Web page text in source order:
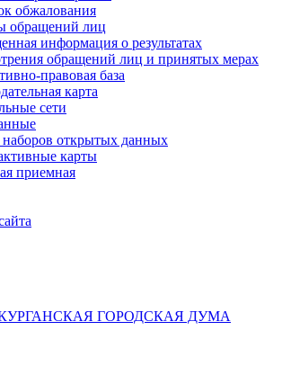
обжалования
обращений лиц
информация о результатах
обращений лиц и принятых мерах
правовая база
карта
сети
наборов открытых данных
карты
приемная
ГОРОДСКАЯ ДУМА